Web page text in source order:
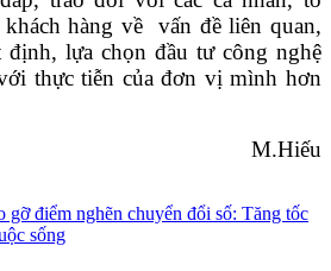
hàng về vấn đề liên quan,
lựa chọn đầu tư công nghệ
thực tiễn của đơn vị mình hơn
M.Hiếu